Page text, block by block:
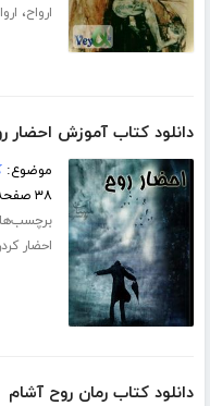
ارواح،
دانلود کتاب آموزش احضار
موضوع:
۳۸ صفحه
احضار
دانلود کتاب رمان روح آشام